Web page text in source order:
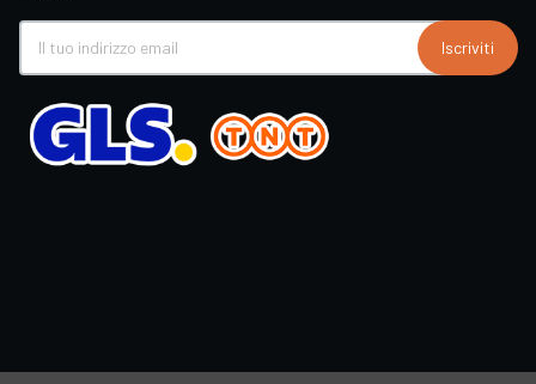
Iscriviti